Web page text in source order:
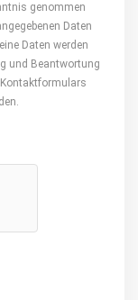
genommen
Daten
Daten werden
und Beantwortung